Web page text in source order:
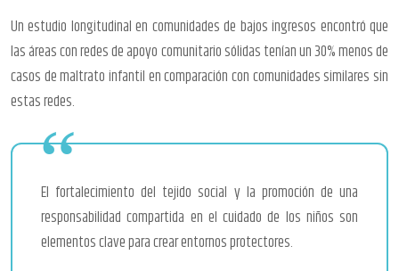
Un estudio longitudinal en comunidades de bajos ingresos encontró que
las áreas con redes de apoyo comunitario sólidas tenían un 30% menos de
casos de maltrato infantil en comparación con comunidades similares sin
estas redes.
El fortalecimiento del tejido social y la promoción de una
responsabilidad compartida en el cuidado de los niños son
elementos clave para crear entornos protectores.